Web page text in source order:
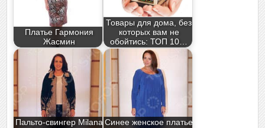
Платье Гармония
Жасмин
Товары для дома, без
которых вам не
обойтись: ТОП 10…
Пальто-свингер Milana Синее женское платье